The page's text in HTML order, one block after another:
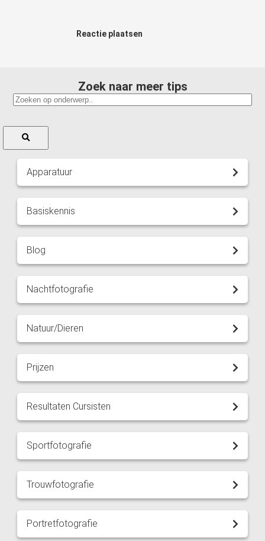
Reactie plaatsen
Zoek naar meer tips
Apparatuur
Basiskennis
Blog
Nachtfotografie
Natuur/Dieren
Prijzen
Resultaten Cursisten
Sportfotografie
Trouwfotografie
Portretfotografie